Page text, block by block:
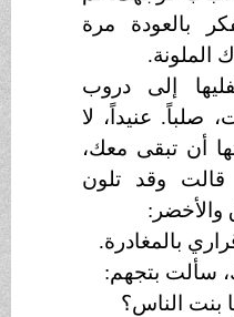
بالعودة مرة
إلى دروب
عنيداً، لا
أن تبقى معك،
وقد تلون
بالمغادرة.
بتجهم:
الناس؟